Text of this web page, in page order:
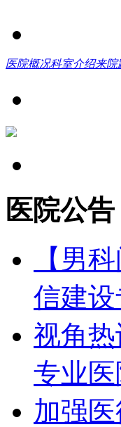
医院概况科室介绍来院
医院公告
【男
信建
视角
专业
加强